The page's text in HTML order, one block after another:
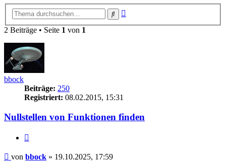
Suche
2 Beiträge • Seite 1 von 1
bbock
Beiträge: 250
Registriert: 08.02.2015, 15:31
Nullstellen von Funktionen finden
Beitrag
von bbock » 19.10.2025, 17:59